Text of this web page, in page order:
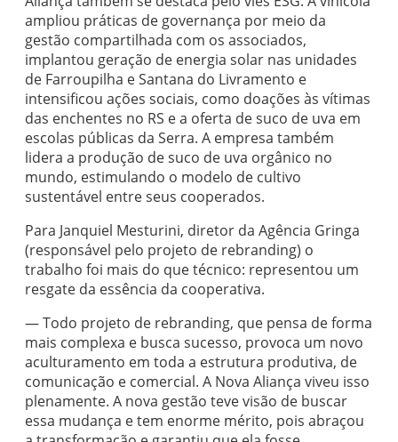
ampliou práticas de governança por meio da
gestão compartilhada com os associados,
implantou geração de energia solar nas unidades
de Farroupilha e Santana do Livramento e
intensificou ações sociais, como doações às vítimas
das enchentes no RS e a oferta de suco de uva em
escolas públicas da Serra. A empresa também
lidera a produção de suco de uva orgânico no
mundo, estimulando o modelo de cultivo
sustentável entre seus cooperados.
Para Janquiel Mesturini, diretor da Agência Gringa
(responsável pelo projeto de rebranding) o
trabalho foi mais do que técnico: representou um
resgate da essência da cooperativa.
— Todo projeto de rebranding, que pensa de forma
mais complexa e busca sucesso, provoca um novo
aculturamento em toda a estrutura produtiva, de
comunicação e comercial. A Nova Aliança viveu isso
plenamente. A nova gestão teve visão de buscar
essa mudança e tem enorme mérito, pois abraçou